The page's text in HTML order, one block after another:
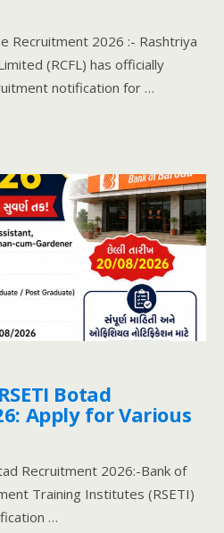
Recruitment 2026 :- Rashtriya
(RCFL) has officially
notification for …
Botad
Apply for Various
Recruitment 2026:-Bank of
Training Institutes (RSETI)
…